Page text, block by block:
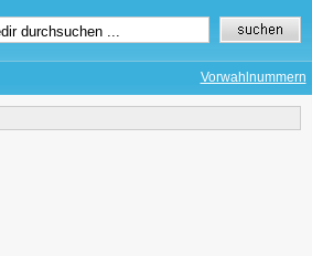
Vorwahlnummern